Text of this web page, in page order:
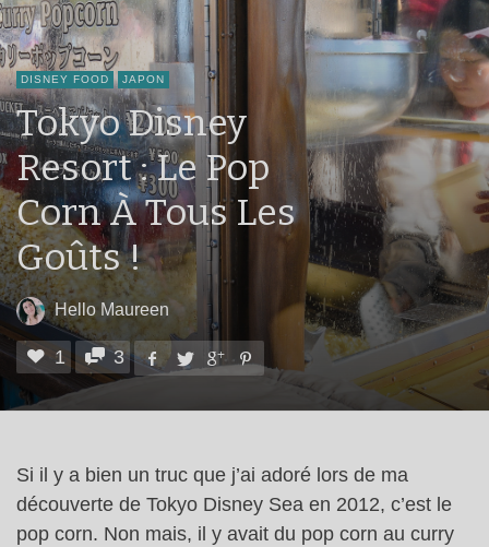
DISNEY FOOD JAPON
Tokyo Disney
Resort : Le Pop
Corn À Tous Les
Goûts !
Hello Maureen
1 3
Si il y a bien un truc que j’ai adoré lors de ma
découverte de Tokyo Disney Sea en 2012, c’est le
pop corn. Non mais, il y avait du pop corn au curry